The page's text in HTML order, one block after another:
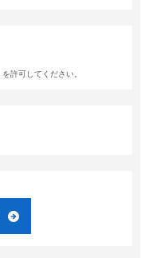
許可してください。